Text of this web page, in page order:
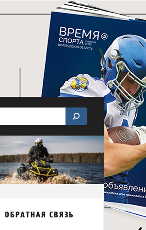
ОБРАТНАЯ СВЯЗЬ